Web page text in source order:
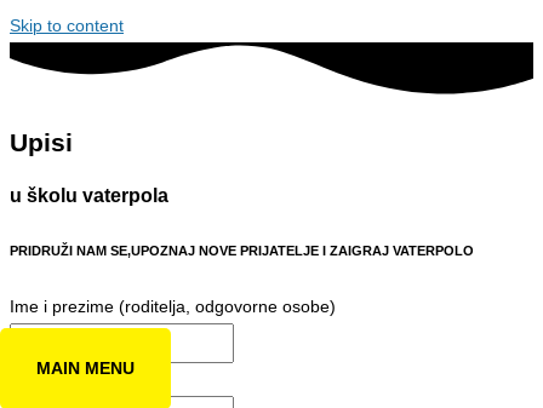
Skip to content
MAIN MENU
Upisi
u školu vaterpola
PRIDRUŽI NAM SE,UPOZNAJ NOVE PRIJATELJE I ZAIGRAJ VATERPOLO
Ime i prezime (roditelja, odgovorne osobe)
Ime i prezime igrača